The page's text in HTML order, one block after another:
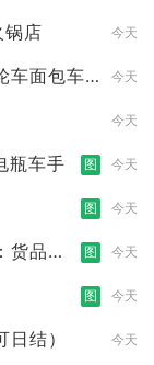
锅店 今天
车面包车
今天
今天
瓶车手 图 今天
图 今天
货品分
图 今天
图 今天
结） 今天